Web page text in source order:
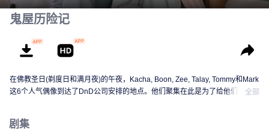
鬼屋历险记
在佛教圣日(剃度日和满月夜)的午夜，Kacha, Boon, Zee, Talay, Tommy和Mark
这6个人气偶像到达了DnD公司安排的地点。他们聚集在此是为了给他们今年第
并陷入了一系列混乱呢？超乎想象的意外情况诡异扭曲，令人捧腹，这个红砖
全部
剧集